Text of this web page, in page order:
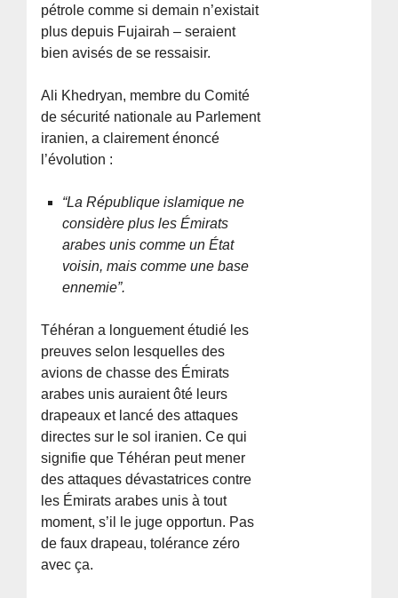
pétrole comme si demain n’existait
plus depuis Fujairah – seraient
bien avisés de se ressaisir.
Ali Khedryan, membre du Comité
de sécurité nationale au Parlement
iranien, a clairement énoncé
l’évolution :
“La République islamique ne
considère plus les Émirats
arabes unis comme un État
voisin, mais comme une base
ennemie”.
Téhéran a longuement étudié les
preuves selon lesquelles des
avions de chasse des Émirats
arabes unis auraient ôté leurs
drapeaux et lancé des attaques
directes sur le sol iranien. Ce qui
signifie que Téhéran peut mener
des attaques dévastatrices contre
les Émirats arabes unis à tout
moment, s’il le juge opportun. Pas
de faux drapeau, tolérance zéro
avec ça.